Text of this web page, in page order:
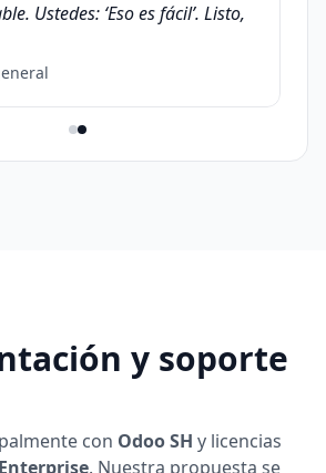
Ustedes: ‘Eso es fácil’. Listo,
y soporte
con Odoo SH y licencias
. Nuestra propuesta se